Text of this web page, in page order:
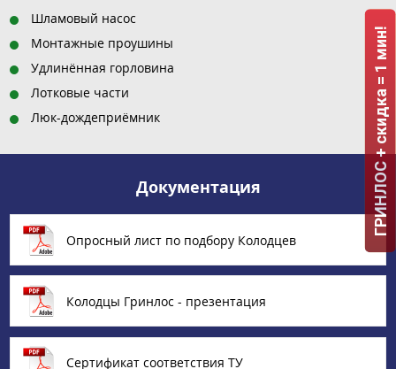
Шламовый насос
Монтажные проушины
Удлинённая горловина
Лотковые части
Люк-дождеприёмник
Документация
Опросный лист по подбору Колодцев
Колодцы Гринлос - презентация
Сертификат соответствия ТУ
ГРИНЛОС + скидка = 1 мин!